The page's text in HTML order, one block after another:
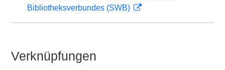
Bibliotheksverbundes (SWB)
Verknüpfungen